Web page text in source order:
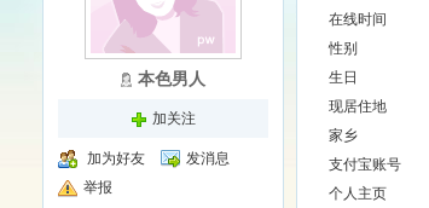
本色男人
加关注
加为好友
发消息
举报
在线时间
性别
生日
现居住地
家乡
支付宝账号
个人主页